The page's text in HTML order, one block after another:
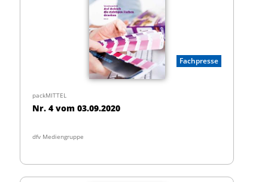
Fachpresse
packMITTEL
Nr. 4 vom 03.09.2020
dfv Mediengruppe